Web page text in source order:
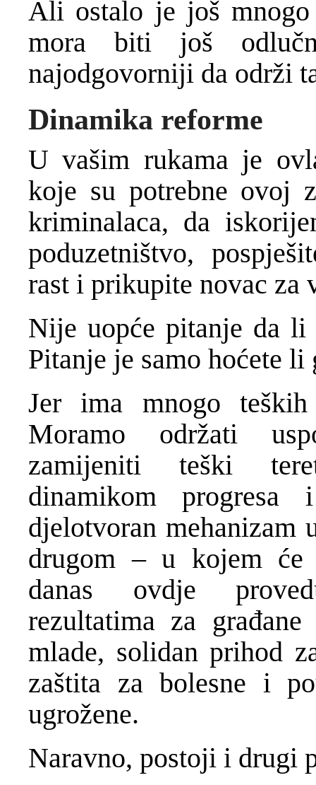
Ali ostalo je još
mora biti još
najodgovorniji da održi
Dinamika reforme
U vašim rukama je
koje su potrebne ovoj
kriminalaca, da
poduzetništvo,
rast i prikupite novac za
Nije uopće pitanje da li
Pitanje je samo hoćete
Jer ima mnogo
Moramo održati
zamijeniti teški
dinamikom
djelotvoran mehanizam
drugom – u kojem će
danas ovdje
rezultatima za
mlade, solidan prihod
zaštita za bolesne i
ugrožene.
Naravno, postoji i drugi